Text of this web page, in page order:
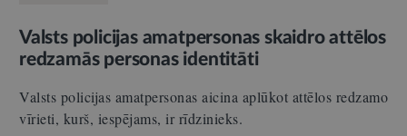
Valsts policijas amatpersonas skaidro attēlos
redzamās personas identitāti
Valsts policijas amatpersonas aicina aplūkot attēlos redzamo
vīrieti, kurš, iespējams, ir rīdzinieks.